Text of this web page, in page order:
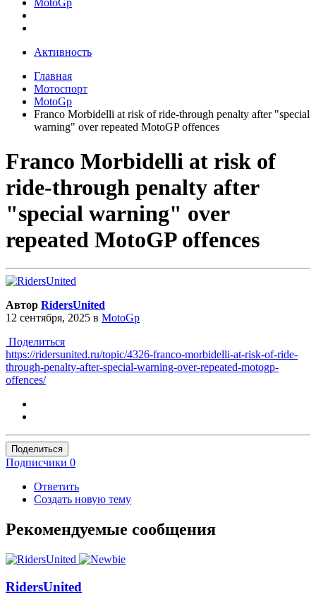
Активность
Главная
Мотоспорт
MotoGp
Franco Morbidelli at risk of ride-through penalty after "special
warning" over repeated MotoGP offences
Franco Morbidelli at risk of
ride-through penalty after
"special warning" over
repeated MotoGP offences
Автор RidersUnited
12 сентября, 2025 в MotoGp
Поделиться
https://ridersunited.ru/topic/4326-franco-morbidelli-at-risk-of-ride-
through-penalty-after-special-warning-over-repeated-motogp-
offences/
Поделиться
Подписчики 0
Ответить
Создать новую тему
Рекомендуемые сообщения
RidersUnited